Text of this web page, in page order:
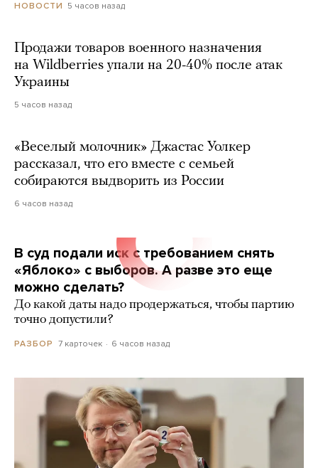
НОВОСТИ 5 часов назад
Продажи товаров военного назначения
на Wildberries упали на 20-40% после атак
Украины
5 часов назад
«Веселый молочник» Джастас Уолкер
рассказал, что его вместе с семьей
собираются выдворить из России
6 часов назад
В суд подали иск с требованием снять
«Яблоко» с выборов. А разве это еще
можно сделать?
До какой даты надо продержаться, чтобы партию
точно допустили?
РАЗБОР 7 карточек 6 часов назад